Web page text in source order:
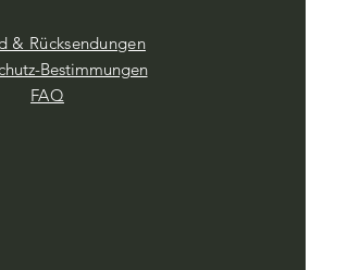
& Rücksendungen
Bestimmungen
FAQ